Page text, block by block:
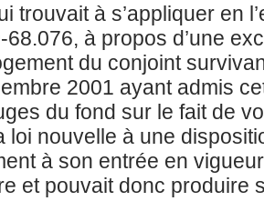
trouvait à s’appliquer en
68.076, à propos d’une
du conjoint
2001 ayant admis
du fond sur le fait de
loi nouvelle à une
à son entrée en
et pouvait donc produire